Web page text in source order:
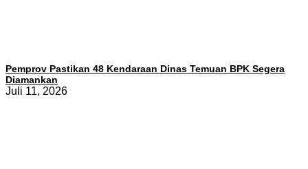
Pemprov Pastikan 48 Kendaraan Dinas Temuan BPK Segera
Diamankan
Juli 11, 2026